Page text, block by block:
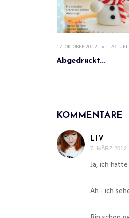
17. OKTOBER 2012
Abgedruckt...
KOMMENTARE
LIV
7. MÄRZ 2012
Ja, ich
Ah - ich